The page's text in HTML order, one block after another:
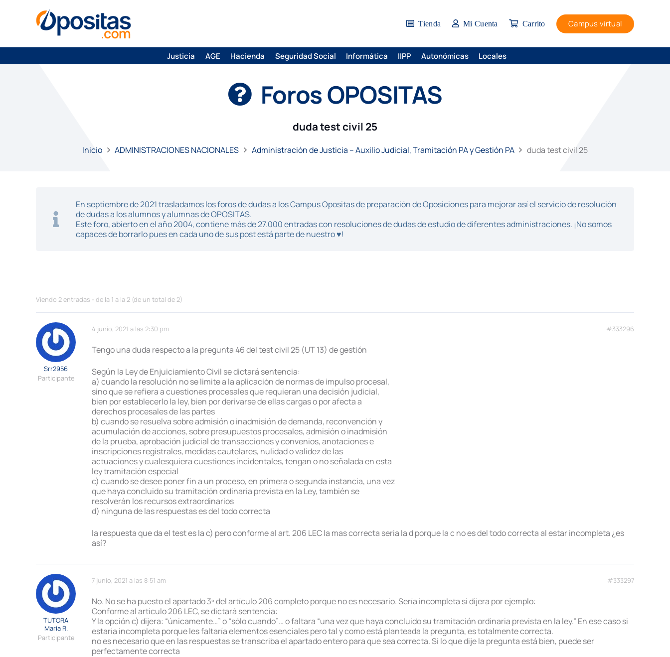
Tienda Mi Cuenta Carrito Campus virtual
Justicia AGE Hacienda Seguridad Social Informática IIPP Autonómicas Locales
Foros OPOSITAS
duda test civil 25
Inicio ADMINISTRACIONES NACIONALES Administración de Justicia – Auxilio Judicial, Tramitación PA y Gestión PA duda test civil 25
En septiembre de 2021 trasladamos los foros de dudas a los Campus Opositas de preparación de Oposiciones para mejorar así el servicio de resolución
de dudas a los alumnos y alumnas de OPOSITAS.
Este foro, abierto en el año 2004, contiene más de 27.000 entradas con resoluciones de dudas de estudio de diferentes administraciones. ¡No somos
capaces de borrarlo pues en cada uno de sus post está parte de nuestro ♥!
Viendo 2 entradas - de la 1 a la 2 (de un total de 2)
4 junio, 2021 a las 2:30 pm #333296
Srr2956
Participante
Tengo una duda respecto a la pregunta 46 del test civil 25 (UT 13) de gestión
Según la Ley de Enjuiciamiento Civil se dictará sentencia:
a) cuando la resolución no se limite a la aplicación de normas de impulso procesal,
sino que se refiera a cuestiones procesales que requieran una decisión judicial,
bien por establecerlo la ley, bien por derivarse de ellas cargas o por afecta a
derechos procesales de las partes
b) cuando se resuelva sobre admisión o inadmisión de demanda, reconvención y
acumulación de acciones, sobre presupuestos procesales, admisión o inadmisión
de la prueba, aprobación judicial de transacciones y convenios, anotaciones e
inscripciones registrales, medidas cautelares, nulidad o validez de las
actuaciones y cualesquiera cuestiones incidentales, tengan o no señalada en esta
ley tramitación especial
c) cuando se desee poner fin a un proceso, en primera o segunda instancia, una vez
que haya concluido su tramitación ordinaria prevista en la Ley, también se
resolverán los recursos extraordinarios
d) ninguna de las respuestas es del todo correcta
la respuesta que da el test es la c) pero conforme al art. 206 LEC la mas correcta seria la d porque la c no es del todo correcta al estar incompleta ¿es
así?
7 junio, 2021 a las 8:51 am #333297
TUTORA
Maria R.
Participante
No. No se ha puesto el apartado 3º del artículo 206 completo porque no es necesario. Sería incompleta si dijera por ejemplo:
Conforme al artículo 206 LEC, se dictará sentencia:
Y la opción c) dijera: “únicamente…” o “sólo cuando”… o faltara “una vez que haya concluido su tramitación ordinaria prevista en la ley.” En ese caso si
estaría incompleta porque les faltaría elementos esenciales pero tal y como está planteada la pregunta, es totalmente correcta.
no es necesario que en las respuestas se transcriba el apartado entero para que sea correcta. Si lo que dije la pregunta está bien, puede ser
perfectamente correcta